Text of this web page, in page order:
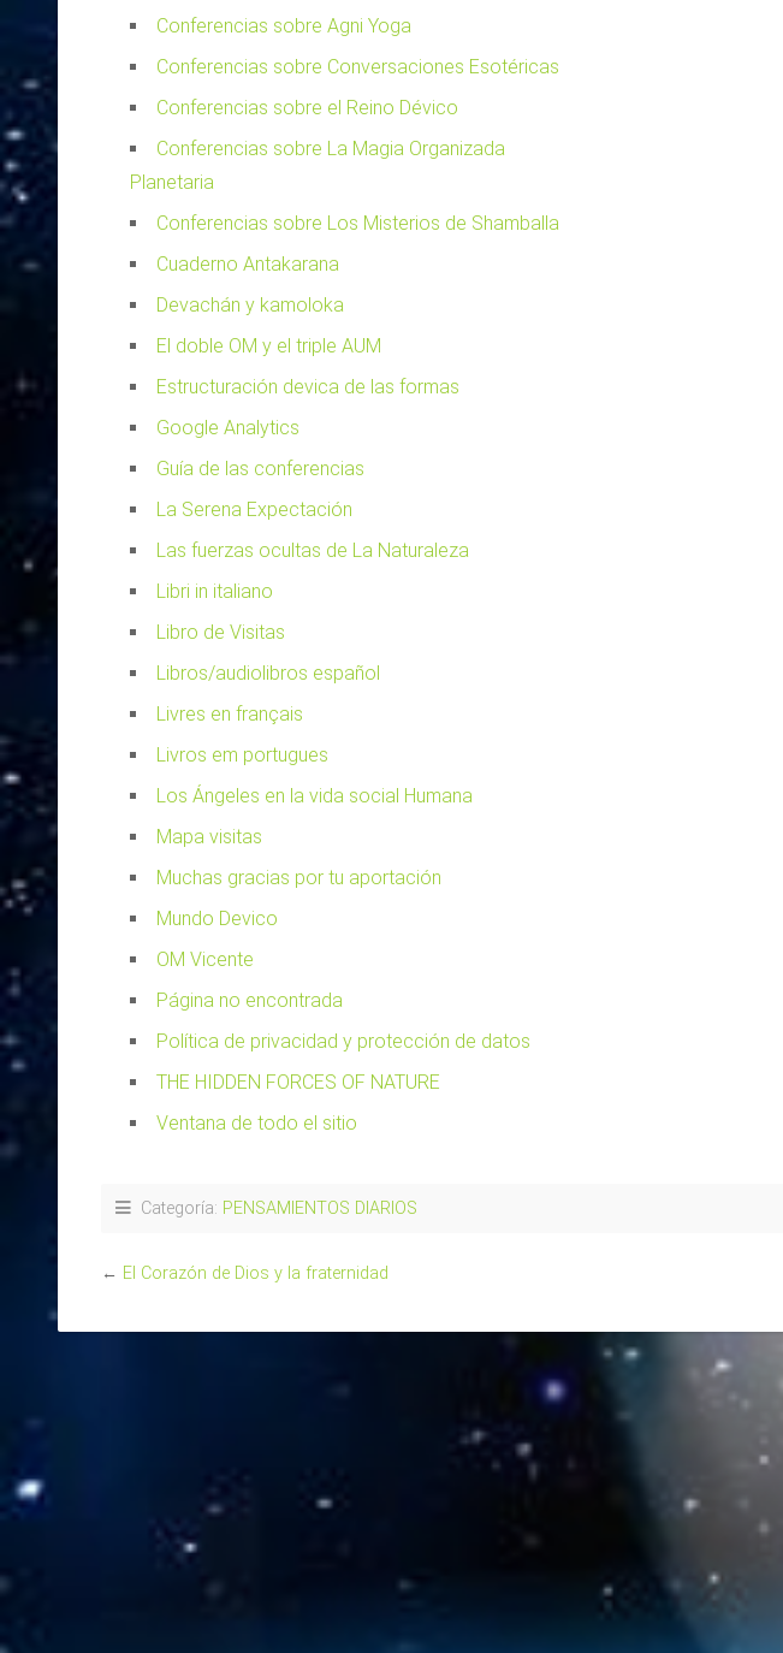
Conferencias sobre Agni Yoga
Conferencias sobre Conversaciones Esotéricas
Conferencias sobre el Reino Dévico
Conferencias sobre La Magia Organizada
Planetaria
Conferencias sobre Los Misterios de Shamballa
Cuaderno Antakarana
Devachán y kamoloka
El doble OM y el triple AUM
Estructuración devica de las formas
Google Analytics
Guía de las conferencias
La Serena Expectación
Las fuerzas ocultas de La Naturaleza
Libri in italiano
Libro de Visitas
Libros/audiolibros español
Livres en français
Livros em portugues
Los Ángeles en la vida social Humana
Mapa visitas
Muchas gracias por tu aportación
Mundo Devico
OM Vicente
Página no encontrada
Política de privacidad y protección de datos
THE HIDDEN FORCES OF NATURE
Ventana de todo el sitio
Categoría: PENSAMIENTOS DIARIOS
← El Corazón de Dios y la fraternidad